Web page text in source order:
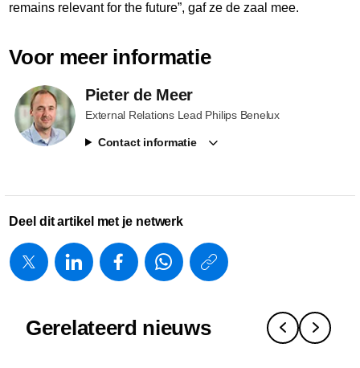
remains relevant for the future”, gaf ze de zaal mee.
Voor meer informatie
Pieter de Meer
External Relations Lead Philips Benelux
Contact informatie
Deel dit artikel met je netwerk
https://
naar-
Gerelateerd nieuws